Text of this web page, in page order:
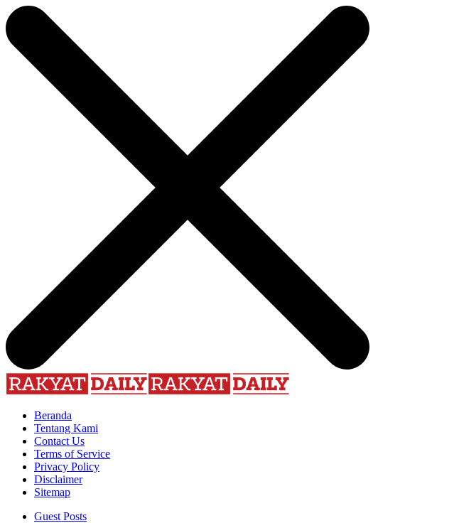
Beranda
Tentang Kami
Contact Us
Terms of Service
Privacy Policy
Disclaimer
Sitemap
Guest Posts